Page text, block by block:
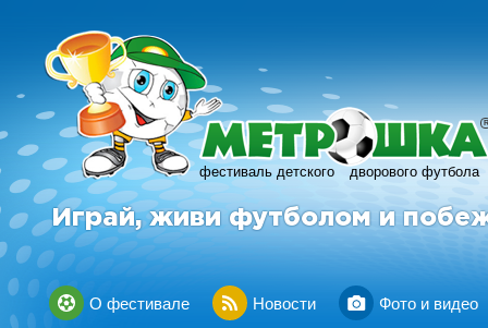
фестиваль детского дворового футбола
R
Играй, живи футболом и
О фестивале Новости Фото и видео